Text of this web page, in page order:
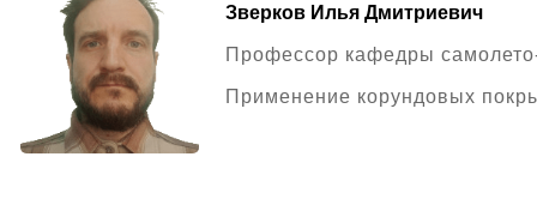
Зверков Илья Дмитриевич
Профессор кафедры
Применение корундовых